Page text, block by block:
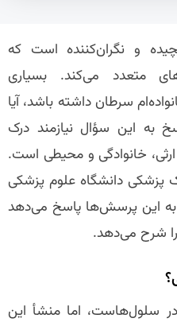
و نگران‌کننده است که
متعدد می‌کند. بسیاری
سرطان داشته باشد، آیا
این سؤال نیازمند درک
خانوادگی و محیطی است.
پزشکی دانشگاه علوم پزشکی
به این پرسش‌ها پاسخ می‌دهد
شرح می‌دهد.
سلول‌هاست، اما منشأ این